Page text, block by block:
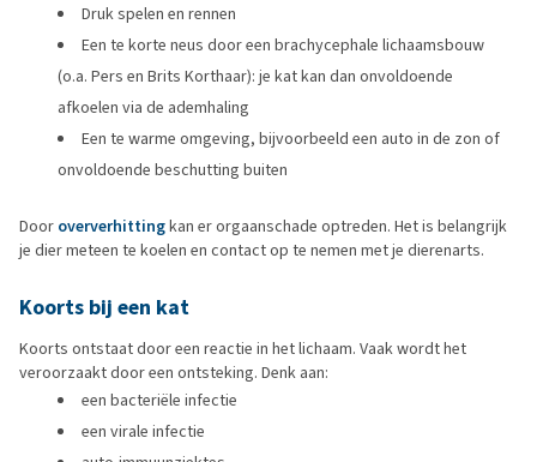
Druk spelen en rennen
Een te korte neus door een brachycephale lichaamsbouw
(o.a. Pers en Brits Korthaar): je kat kan dan onvoldoende
afkoelen via de ademhaling
Een te warme omgeving, bijvoorbeeld een auto in de zon of
onvoldoende beschutting buiten
Door oververhittingkan er orgaanschade optreden. Het is belangrijk
je dier meteen te koelen en contact op te nemen met je dierenarts.
Koorts bij een kat
Koorts ontstaat door een reactie in het lichaam. Vaak wordt het
veroorzaakt door een ontsteking. Denk aan:
een bacteriële infectie
een virale infectie